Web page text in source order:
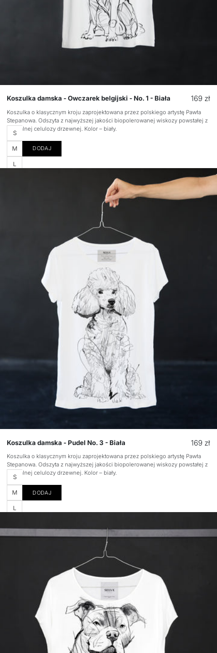
Koszulka damska - Owczarek belgijski - No. 1 - Biała
Cena
169 zł
Koszulka o klasycznym kroju zaprojektowana przez polskiego artystę Pawła
Stepanowa. Odszyta z najwyższej jakości biopolerowanej wiskozy powstałej z
naturalnej celulozy drzewnej. Kolor – biały.
Rozmiar
S
M
L
DODAJ
Koszulka damska - Pudel No. 3 - Biała
Cena
169 zł
Koszulka o klasycznym kroju zaprojektowana przez polskiego artystę Pawła
Stepanowa. Odszyta z najwyższej jakości biopolerowanej wiskozy powstałej z
naturalnej celulozy drzewnej. Kolor – biały.
Rozmiar
S
M
L
DODAJ